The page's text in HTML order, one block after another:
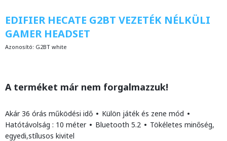
EDIFIER HECATE G2BT VEZETÉK NÉLKÜLI
GAMER HEADSET
Azonosító: G2BT white
A terméket már nem forgalmazzuk!
Akár 36 órás működési idő • Külön játék és zene mód •
Hatótávolság : 10 méter • Bluetooth 5.2 • Tökéletes minőség,
egyedi,stílusos kivitel